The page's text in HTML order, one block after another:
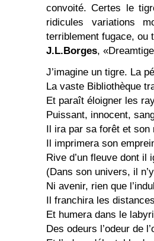
convoité. Certes le
ridicules variations
terriblement fugace, ou
J.L.Borges,
J’imagine un tigre. La
La vaste Bibliothèque
Et paraît éloigner les
Puissant, innocent,
Il ira par sa forêt et son
Il imprimera son
Rive d’un fleuve dont il
(Dans son univers, il
Ni avenir, rien que
Il franchira les
Et humera dans le
Des odeurs l’odeur de